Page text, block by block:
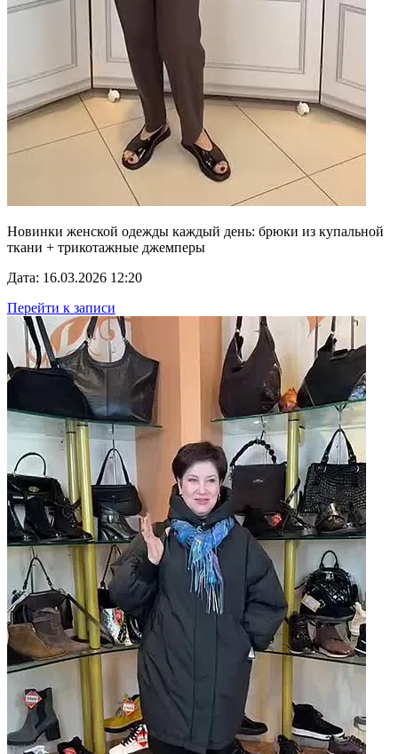
Новинки женской одежды каждый день: брюки из купальной
ткани + трикотажные джемперы
Дата: 16.03.2026 12:20
Перейти к записи